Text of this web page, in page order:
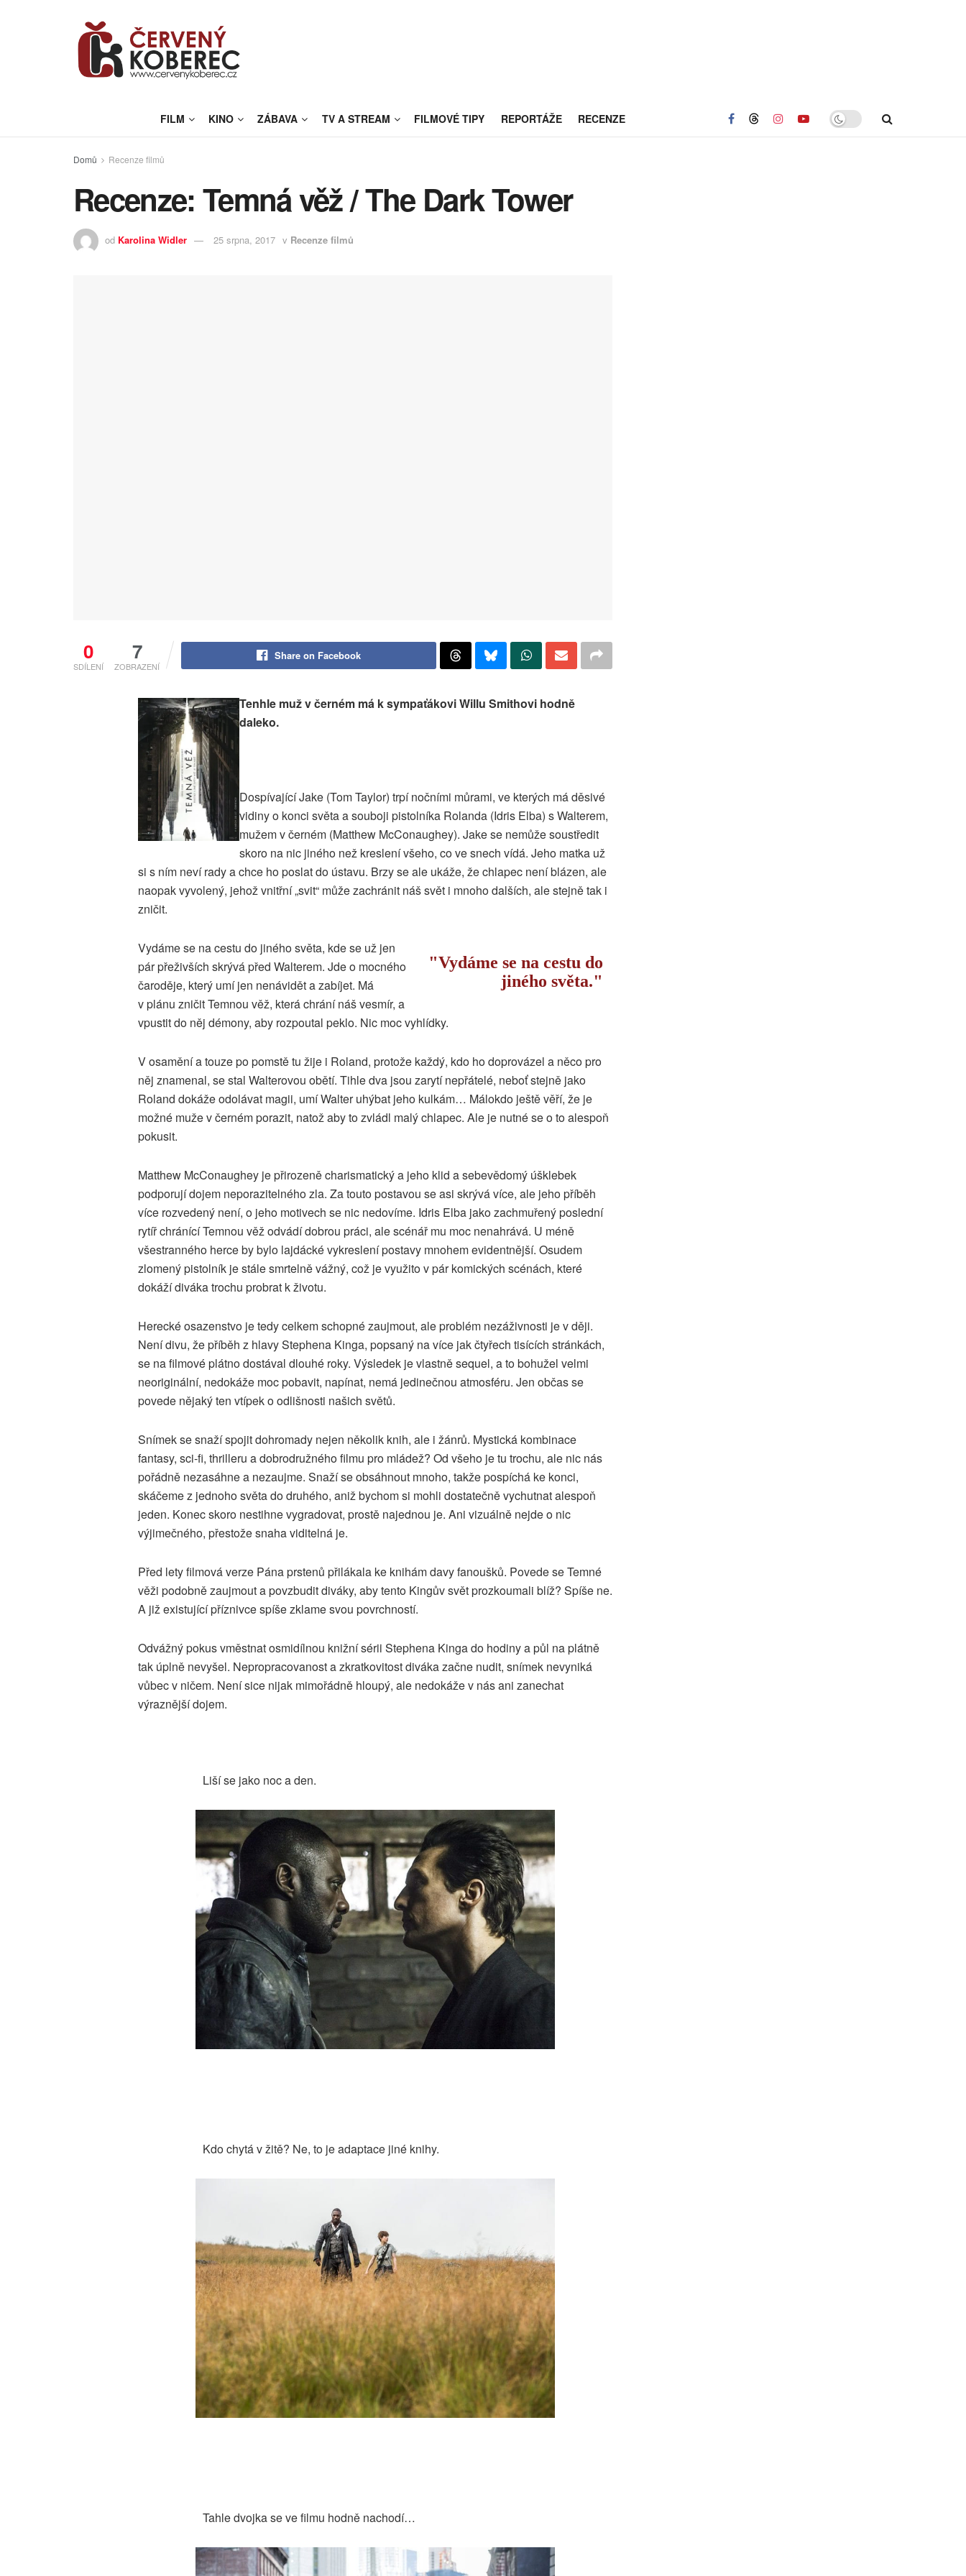
FILM KINO ZÁBAVA TV A STREAM FILMOVÉ TIPY REPORTÁŽE RECENZE
Domů Recenze filmů
Recenze: Temná věž / The Dark Tower
od Karolina Widler 25 srpna, 2017 v Recenze filmů
0
SDÍLENÍ
7
ZOBRAZENÍ
Share on Facebook
Tenhle muž v černém má k sympaťákovi Willu Smithovi hodně
daleko.
Dospívající Jake (Tom Taylor) trpí nočními můrami, ve kterých má děsivé
vidiny o konci světa a souboji pistolníka Rolanda (Idris Elba) s Walterem,
mužem v černém (Matthew McConaughey). Jake se nemůže soustředit
skoro na nic jiného než kreslení všeho, co ve snech vídá. Jeho matka už
si s ním neví rady a chce ho poslat do ústavu. Brzy se ale ukáže, že chlapec není blázen, ale
naopak vyvolený, jehož vnitřní „svit“ může zachránit náš svět i mnoho dalších, ale stejně tak i
zničit.
Vydáme se na cestu do
jiného světa.
Vydáme se na cestu do jiného světa, kde se už jen
pár přeživších skrývá před Walterem. Jde o mocného
čaroděje, který umí jen nenávidět a zabíjet. Má
v plánu zničit Temnou věž, která chrání náš vesmír, a
vpustit do něj démony, aby rozpoutal peklo. Nic moc vyhlídky.
V osamění a touze po pomstě tu žije i Roland, protože každý, kdo ho doprovázel a něco pro
něj znamenal, se stal Walterovou obětí. Tihle dva jsou zarytí nepřátelé, neboť stejně jako
Roland dokáže odolávat magii, umí Walter uhýbat jeho kulkám… Málokdo ještě věří, že je
možné muže v černém porazit, natož aby to zvládl malý chlapec. Ale je nutné se o to alespoň
pokusit.
Matthew McConaughey je přirozeně charismatický a jeho klid a sebevědomý úšklebek
podporují dojem neporazitelného zla. Za touto postavou se asi skrývá více, ale jeho příběh
více rozvedený není, o jeho motivech se nic nedovíme. Idris Elba jako zachmuřený poslední
rytíř chránící Temnou věž odvádí dobrou práci, ale scénář mu moc nenahrává. U méně
všestranného herce by bylo lajdácké vykreslení postavy mnohem evidentnější. Osudem
zlomený pistolník je stále smrtelně vážný, což je využito v pár komických scénách, které
dokáží diváka trochu probrat k životu.
Herecké osazenstvo je tedy celkem schopné zaujmout, ale problém nezáživnosti je v ději.
Není divu, že příběh z hlavy Stephena Kinga, popsaný na více jak čtyřech tisících stránkách,
se na filmové plátno dostával dlouhé roky. Výsledek je vlastně sequel, a to bohužel velmi
neoriginální, nedokáže moc pobavit, napínat, nemá jedinečnou atmosféru. Jen občas se
povede nějaký ten vtípek o odlišnosti našich světů.
Snímek se snaží spojit dohromady nejen několik knih, ale i žánrů. Mystická kombinace
fantasy, sci-fi, thrilleru a dobrodružného filmu pro mládež? Od všeho je tu trochu, ale nic nás
pořádně nezasáhne a nezaujme. Snaží se obsáhnout mnoho, takže pospíchá ke konci,
skáčeme z jednoho světa do druhého, aniž bychom si mohli dostatečně vychutnat alespoň
jeden. Konec skoro nestihne vygradovat, prostě najednou je. Ani vizuálně nejde o nic
výjimečného, přestože snaha viditelná je.
Před lety filmová verze Pána prstenů přilákala ke knihám davy fanoušků. Povede se Temné
věži podobně zaujmout a povzbudit diváky, aby tento Kingův svět prozkoumali blíž? Spíše ne.
A již existující příznivce spíše zklame svou povrchností.
Odvážný pokus vměstnat osmidílnou knižní sérii Stephena Kinga do hodiny a půl na plátně
tak úplně nevyšel. Nepropracovanost a zkratkovitost diváka začne nudit, snímek nevyniká
vůbec v ničem. Není sice nijak mimořádně hloupý, ale nedokáže v nás ani zanechat
výraznější dojem.
Liší se jako noc a den.
Kdo chytá v žitě? Ne, to je adaptace jiné knihy.
Tahle dvojka se ve filmu hodně nachodí…